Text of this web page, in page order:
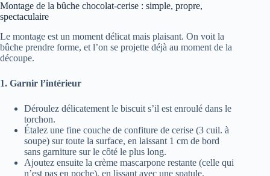
Montage de la bûche chocolat-cerise : simple, propre,
spectaculaire
Le montage est un moment délicat mais plaisant. On voit la
bûche prendre forme, et l’on se projette déjà au moment de la
découpe.
1. Garnir l’intérieur
Déroulez délicatement le biscuit s’il est enroulé dans le
torchon.
Étalez une fine couche de confiture de cerise (3 cuil. à
soupe) sur toute la surface, en laissant 1 cm de bord
sans garniture sur le côté le plus long.
Ajoutez ensuite la crème mascarpone restante (celle qui
n’est pas en poche), en lissant avec une spatule.